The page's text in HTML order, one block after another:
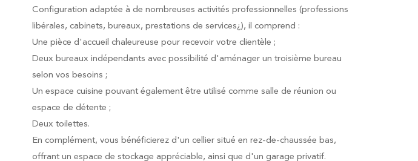
Configuration adaptée à de nombreuses activités professionnelles (professions
libérales, cabinets, bureaux, prestations de services¿), il comprend :
Une pièce d'accueil chaleureuse pour recevoir votre clientèle ;
Deux bureaux indépendants avec possibilité d'aménager un troisième bureau
selon vos besoins ;
Un espace cuisine pouvant également être utilisé comme salle de réunion ou
espace de détente ;
Deux toilettes.
En complément, vous bénéficierez d'un cellier situé en rez-de-chaussée bas,
offrant un espace de stockage appréciable, ainsi que d'un garage privatif.